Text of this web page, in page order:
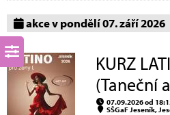
akce v pondělí 07. září 2026
KURZ
(Taneční
07.09.2026 od
SŠGaF Jeseník,